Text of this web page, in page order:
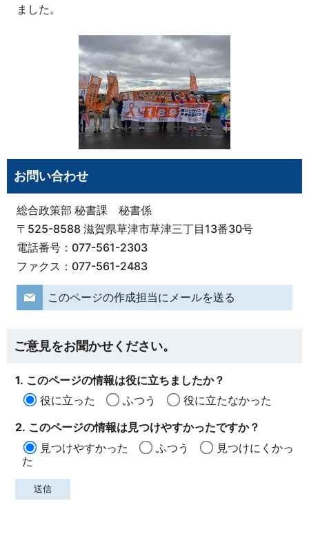
ました。
お問い合わせ
総合政策部 秘書課 秘書係
〒525-8588 滋賀県草津市草津三丁目13番30号
電話番号：077-561-2303
ファクス：077-561-2483
このページの作成担当にメールを送る
ご意見をお聞かせください。
1. このページの情報は役に立ちましたか？
役に立った
ふつう
役に立たなかった
2. このページの情報は見つけやすかったですか？
見つけやすかった
ふつう
見つけにくかっ
た